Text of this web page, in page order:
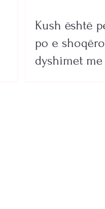
Kush është
po e
dyshimet